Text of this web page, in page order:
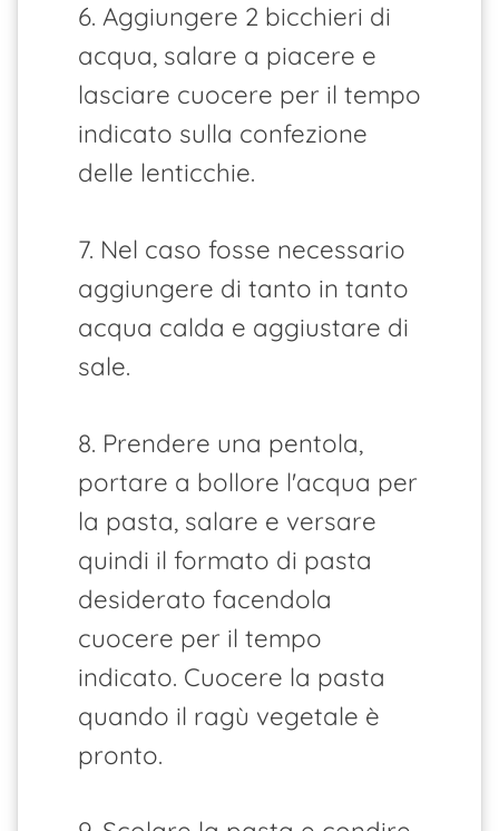
6. Aggiungere 2 bicchieri di
acqua, salare a piacere e
lasciare cuocere per il tempo
indicato sulla confezione
delle lenticchie.
7. Nel caso fosse necessario
aggiungere di tanto in tanto
acqua calda e aggiustare di
sale.
8. Prendere una pentola,
portare a bollore l'acqua per
la pasta, salare e versare
quindi il formato di pasta
desiderato facendola
cuocere per il tempo
indicato. Cuocere la pasta
quando il ragù vegetale è
pronto.